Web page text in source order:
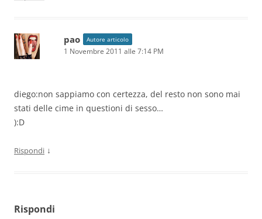
pao Autore articolo
1 Novembre 2011 alle 7:14 PM
diego:non sappiamo con certezza, del resto non sono mai
stati delle cime in questioni di sesso…
):D
Rispondi ↓
Rispondi